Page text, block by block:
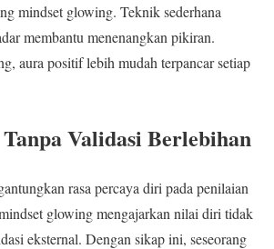
mindset glowing. Teknik sederhana
membantu menenangkan pikiran.
aura positif lebih mudah terpancar setiap
Validasi Berlebihan
rasa percaya diri pada penilaian
glowing mengajarkan nilai diri tidak
eksternal. Dengan sikap ini, seseorang